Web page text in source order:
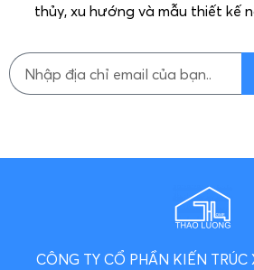
thủy, xu hướng và mẫu thiết kế
CÔNG TY CỔ PHẦN KIẾN TRÚC